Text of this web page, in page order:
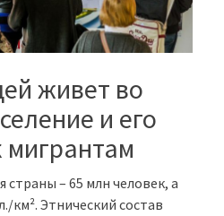
живет во
и его
страны – 65 млн человек, а
км². Этнический состав